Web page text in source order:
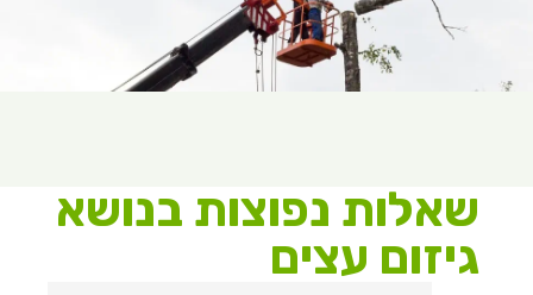
שאלות נפוצות בנושא
גיזום עצים